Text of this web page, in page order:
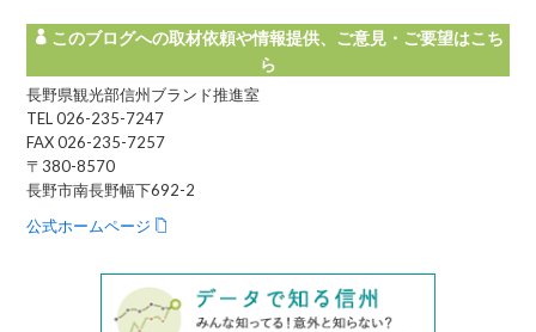
このブログへの取材依頼や情報提供、ご意見・ご要望はこち
ら
長野県観光部信州ブランド推進室
TEL 026-235-7247
FAX 026-235-7257
〒380-8570
長野市南長野幅下692-2
公式ホームページ